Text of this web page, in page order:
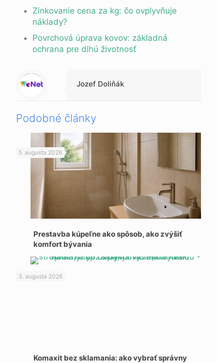
Zinkovanie cena za kg: čo ovplyvňuje
náklady?
Povrchová úprava kovov: základná
ochrana pre dlhú životnosť
Warning
: Trying to access array offset on null in
/data/d/1/d138f370-fb2d-41ed-8e54-da3f51f0f16a/beppc.online/web/wp-content/themes/betheme-child/includes/content-single.php
on line
286
Jozef Doliňák
Podobné články
5. augusta 2026
Prestavba kúpeľne ako spôsob, ako zvýšiť
komfort bývania
3. augusta 2026
Komaxit bez sklamania: ako vybrať správny